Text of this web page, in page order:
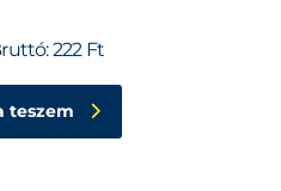
222 Ft
teszem